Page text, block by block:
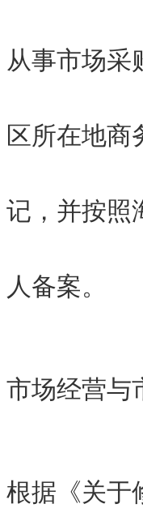
从事市场采
区所在地商
记，并按照
人备案。
市场经营与
根据《关于